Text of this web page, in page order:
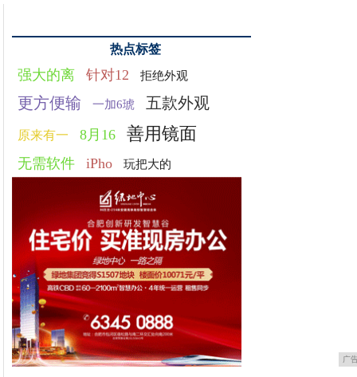
热点标签
强大的离 针对12 拒绝外观
更方便输 一加6琥 五款外观
原来有一 8月16 善用镜面
无需软件 iPho 玩把大的
广